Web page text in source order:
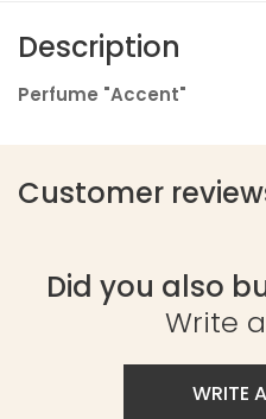
Description
Perfume "Accent"
Customer
Did you also
Write
WRITE